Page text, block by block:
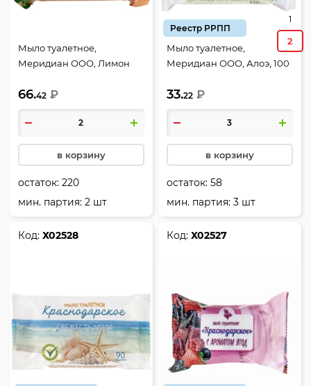
Мыло туалетное,
Меридиан ООО, Лимон
66.42 ₽
в корзину
остаток:220
мин. партия: 2 шт
Реестр РРПП
Мыло туалетное,
Меридиан ООО, Алоэ, 100
33.22 ₽
в корзину
остаток:58
мин. партия: 3 шт
Код:Х02528 Код:Х02527
1
2